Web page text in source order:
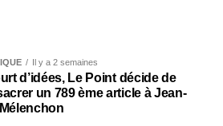
Il y a 2 semaines
d’idées, Le Point décide de
un 789 ème article à Jean-